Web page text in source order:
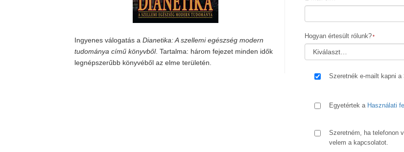
Ingyenes válogatás a Dianetika: A szellemi egészség modern
tudománya című könyvből. Tartalma: három fejezet minden idők
legnépszerűbb könyvéből az elme területén.
Hogyan értesült rólunk?
Szeretnék e-mailt kapni
Egyetértek a Használati
Szeretném, ha telefonon
velem a kapcsolatot.